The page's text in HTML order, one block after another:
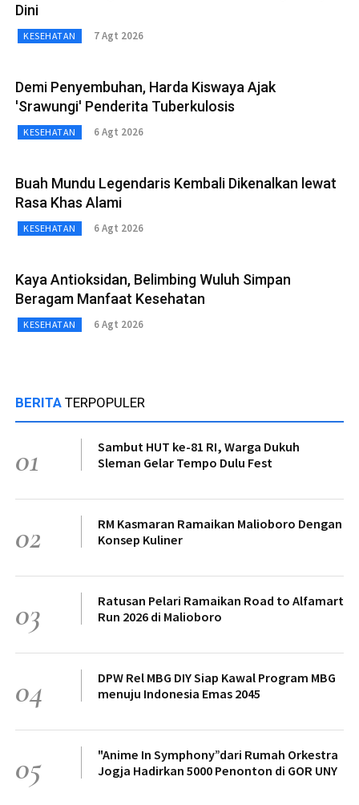
Dini
KESEHATAN 7 Agt 2026
Demi Penyembuhan, Harda Kiswaya Ajak
'Srawungi' Penderita Tuberkulosis
KESEHATAN 6 Agt 2026
Buah Mundu Legendaris Kembali Dikenalkan lewat
Rasa Khas Alami
KESEHATAN 6 Agt 2026
Kaya Antioksidan, Belimbing Wuluh Simpan
Beragam Manfaat Kesehatan
KESEHATAN 6 Agt 2026
BERITA TERPOPULER
01
Sambut HUT ke-81 RI, Warga Dukuh
Sleman Gelar Tempo Dulu Fest
02
RM Kasmaran Ramaikan Malioboro Dengan
Konsep Kuliner
03
Ratusan Pelari Ramaikan Road to Alfamart
Run 2026 di Malioboro
04
DPW Rel MBG DIY Siap Kawal Program MBG
menuju Indonesia Emas 2045
05
"Anime In Symphony”dari Rumah Orkestra
Jogja Hadirkan 5000 Penonton di GOR UNY